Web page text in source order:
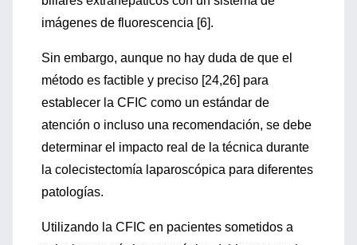
imágenes de fluorescencia [6].
Sin embargo, aunque no hay duda de que el
método es factible y preciso [24,26] para
establecer la CFIC como un estándar de
atención o incluso una recomendación, se debe
determinar el impacto real de la técnica durante
la colecistectomía laparoscópica para diferentes
patologías.
Utilizando la CFIC en pacientes sometidos a